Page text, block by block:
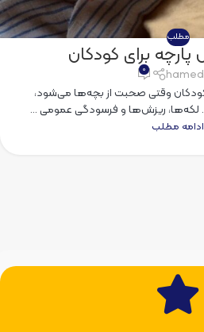
مطلب
برای کودکان
hamed ۰
کودکان وقتی صحبت از بچه‌ها می‌شود،
ریزش‌ها و فرسودگی عمومی ...
ادامه مطلب